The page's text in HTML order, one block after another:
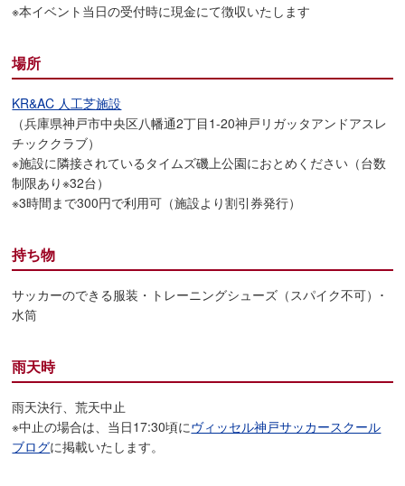
※本イベント当日の受付時に現金にて徴収いたします
場所
KR&AC 人工芝施設
（兵庫県神戸市中央区八幡通2丁目1-20神戸リガッタアンドアスレ
チッククラブ）
※施設に隣接されているタイムズ磯上公園におとめください（台数
制限あり※32台）
※3時間まで300円で利用可（施設より割引券発行）
持ち物
サッカーのできる服装・トレーニングシューズ（スパイク不可）･
水筒
雨天時
雨天決行、荒天中止
※中止の場合は、当日17:30頃にヴィッセル神戸サッカースクール
ブログに掲載いたします。